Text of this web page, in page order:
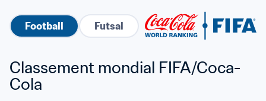
Football Futsal
Classement mondial FIFA/Coca-
Cola